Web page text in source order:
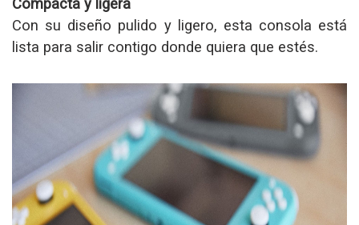
Compacta y ligera
Con su diseño pulido y ligero, esta consola está
lista para salir contigo donde quiera que estés.